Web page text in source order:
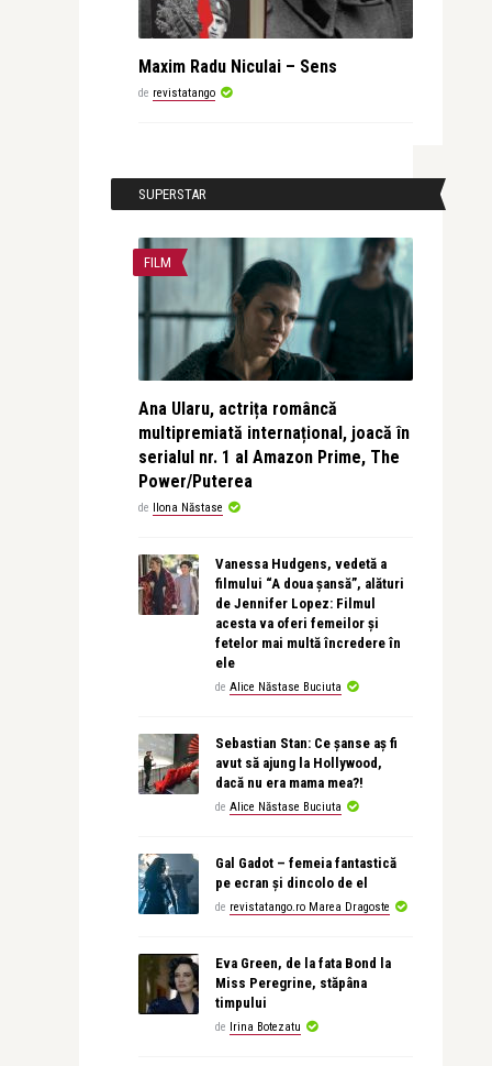
Maxim Radu Niculai – Sens
de revistatango
SUPERSTAR
FILM
Ana Ularu, actrița româncă
multipremiată internațional, joacă în
serialul nr. 1 al Amazon Prime, The
Power/Puterea
de Ilona Năstase
Vanessa Hudgens, vedetă a
filmului “A doua șansă”, alături
de Jennifer Lopez: Filmul
acesta va oferi femeilor și
fetelor mai multă încredere în
ele
de Alice Năstase Buciuta
Sebastian Stan: Ce șanse aș fi
avut să ajung la Hollywood,
dacă nu era mama mea?!
de Alice Năstase Buciuta
Gal Gadot – femeia fantastică
pe ecran și dincolo de el
de revistatango.ro Marea Dragoste
Eva Green, de la fata Bond la
Miss Peregrine, stăpâna
timpului
de Irina Botezatu